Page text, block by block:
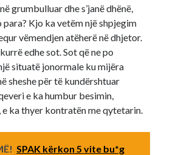
grumbulluar dhe s’janë dhënë,
Kjo ka vetëm një shpjegim
vëmendjen atëherë në dhjetor.
edhe sot. Sot që ne po
situatë jonormale ku mijëra
sheshe për të kundërshtuar
e ka humbur besimin,
ka thyer kontratën me qytetarin.
SPAK kërkon 5 vite bu*g